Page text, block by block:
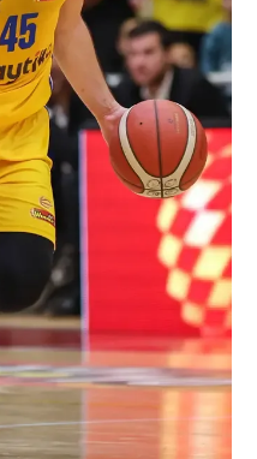
לוח דרושים – ג'ובנט
תגיות
המגזין